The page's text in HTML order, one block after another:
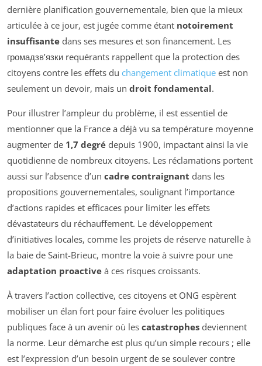
dernière planification gouvernementale, bien que la mieux
articulée à ce jour, est jugée comme étant notoirement
insuffisante dans ses mesures et son financement. Les
громадзв’язки requérants rappellent que la protection des
citoyens contre les effets du changement climatique est non
seulement un devoir, mais un droit fondamental.
Pour illustrer l’ampleur du problème, il est essentiel de
mentionner que la France a déjà vu sa température moyenne
augmenter de 1,7 degré depuis 1900, impactant ainsi la vie
quotidienne de nombreux citoyens. Les réclamations portent
aussi sur l’absence d’un cadre contraignant dans les
propositions gouvernementales, soulignant l’importance
d’actions rapides et efficaces pour limiter les effets
dévastateurs du réchauffement. Le développement
d’initiatives locales, comme les projets de réserve naturelle à
la baie de Saint-Brieuc, montre la voie à suivre pour une
adaptation proactive à ces risques croissants.
À travers l’action collective, ces citoyens et ONG espèrent
mobiliser un élan fort pour faire évoluer les politiques
publiques face à un avenir où les catastrophes deviennent
la norme. Leur démarche est plus qu’un simple recours ; elle
est l’expression d’un besoin urgent de se soulever contre